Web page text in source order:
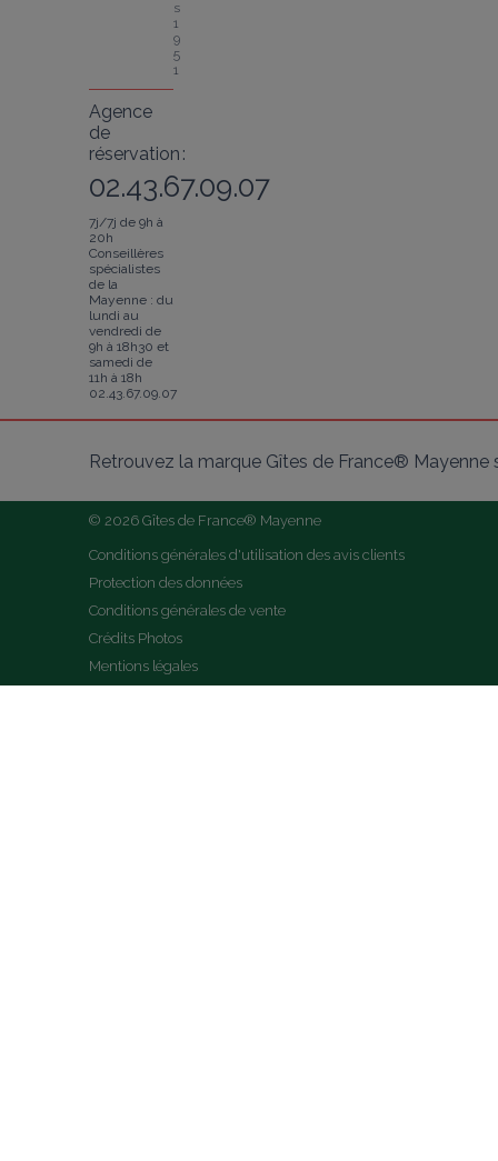
s
1
9
5
1
Agence
de
réservation :
02.43.67.09.07
7j/7j de 9h à
20h
Conseillères
spécialistes
de la
Mayenne : du
lundi au
vendredi de
9h à 18h30 et
samedi de
11h à 18h
02.43.67.09.07
Retrouvez la marque Gîtes de France® Mayenne
© 2026 Gîtes de France® Mayenne
Conditions générales d'utilisation des avis clients
Protection des données
Conditions générales de vente
Crédits Photos
Mentions légales